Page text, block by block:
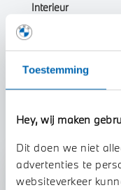
Toestemming
Hey, wij maken
Dit doen we niet
advertenties te
websiteverkeer
Interieur
Btw/Marge
Toon alle